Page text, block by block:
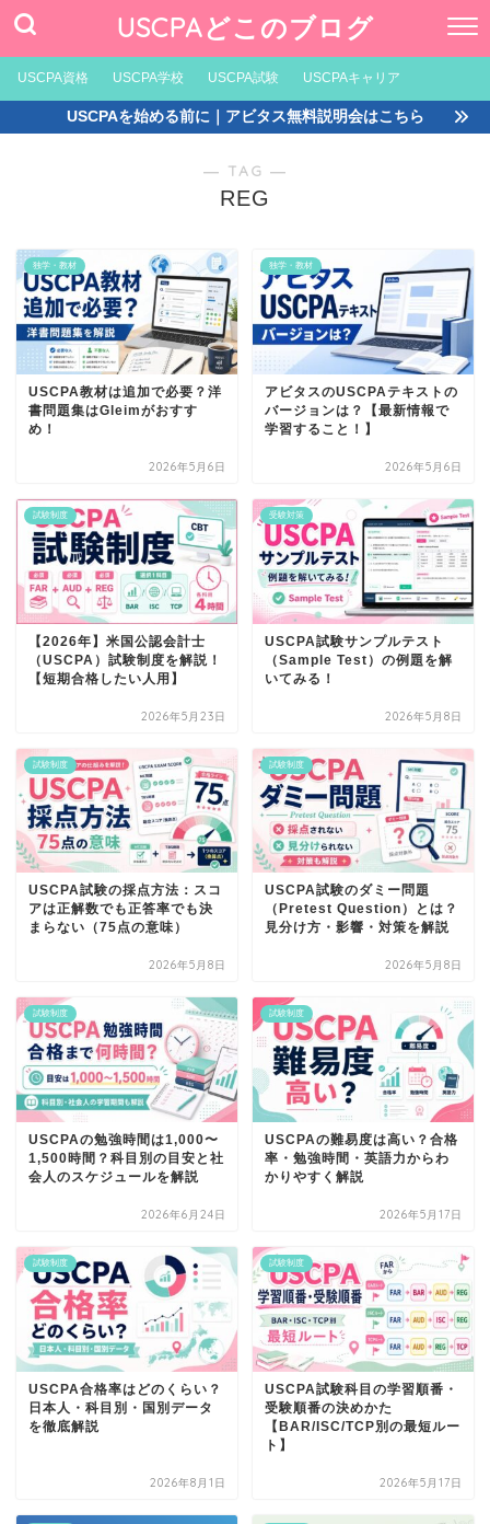
USCPAどこのブログ
USCPA資格 USCPA学校 USCPA試験 USCPAキャリア
USCPAを始める前に｜アビタス無料説明会はこちら
― TAG ―
REG
独学・教材
USCPA教材は追加で必要？洋
書問題集はGleimがおすす
め！
2026年5月6日
独学・教材
アビタスのUSCPAテキストの
バージョンは？【最新情報で
学習すること！】
2026年5月6日
試験制度
【2026年】米国公認会計士
（USCPA）試験制度を解説！
【短期合格したい人用】
2026年5月23日
受験対策
USCPA試験サンプルテスト
（Sample Test）の例題を解
いてみる！
2026年5月8日
試験制度
USCPA試験の採点方法：スコ
アは正解数でも正答率でも決
まらない（75点の意味）
2026年5月8日
試験制度
USCPA試験のダミー問題
（Pretest Question）とは？
見分け方・影響・対策を解説
2026年5月8日
試験制度
USCPAの勉強時間は1,000〜
1,500時間？科目別の目安と社
会人のスケジュールを解説
2026年6月24日
試験制度
USCPAの難易度は高い？合格
率・勉強時間・英語力からわ
かりやすく解説
2026年5月17日
試験制度
USCPA合格率はどのくらい？
日本人・科目別・国別データ
を徹底解説
2026年8月1日
試験制度
USCPA試験科目の学習順番・
受験順番の決めかた
【BAR/ISC/TCP別の最短ルー
ト】
2026年5月17日